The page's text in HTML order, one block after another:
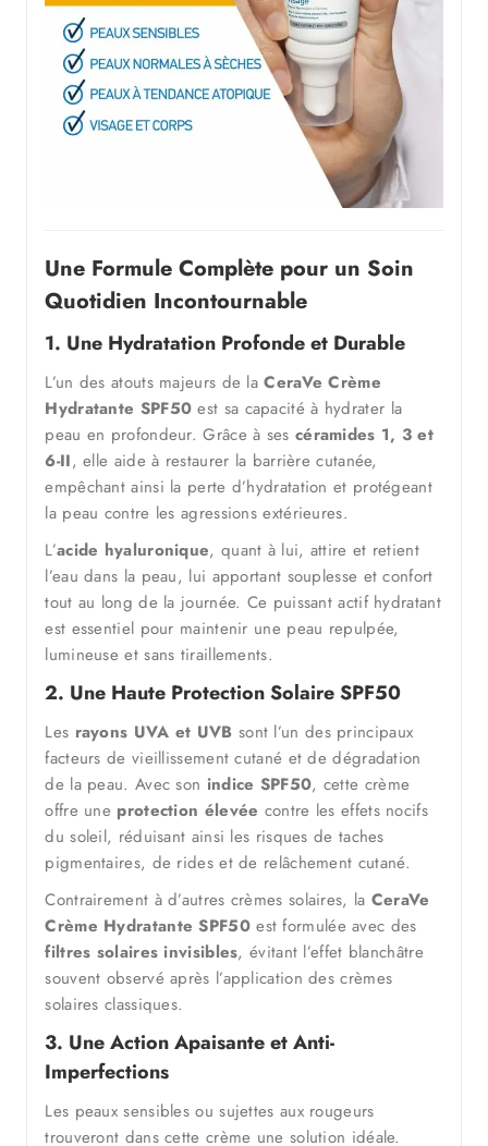
Une Formule Complète pour un Soin
Quotidien Incontournable
1. Une Hydratation Profonde et Durable
L’un des atouts majeurs de laCeraVe Crème
Hydratante SPF50 est sa capacité à hydrater la
peau en profondeur. Grâce à ses céramides 1, 3 et
6-II, elle aide à restaurer la barrière cutanée,
empêchant ainsi la perte d’hydratation et protégeant
la peau contre les agressions extérieures.
L’acide hyaluronique, quant à lui, attire et retient
l’eau dans la peau, lui apportant souplesse et confort
tout au long de la journée. Ce puissant actif hydratant
est essentiel pour maintenir une peau repulpée,
lumineuse et sans tiraillements.
2. Une Haute Protection Solaire SPF50
Les rayons UVA et UVB sont l’un des principaux
facteurs de vieillissement cutané et de dégradation
de la peau. Avec son indice SPF50, cette crème
offre une protection élevée contre les effets nocifs
du soleil, réduisant ainsi les risques de taches
pigmentaires, de rides et de relâchement cutané.
Contrairement à d’autres crèmes solaires, la CeraVe
Crème Hydratante SPF50est formulée avec des
filtres solaires invisibles, évitant l’effet blanchâtre
souvent observé après l’application des crèmes
solaires classiques.
3. Une Action Apaisante et Anti-
Imperfections
Les peaux sensibles ou sujettes aux rougeurs
trouveront dans cette crème une solution idéale.